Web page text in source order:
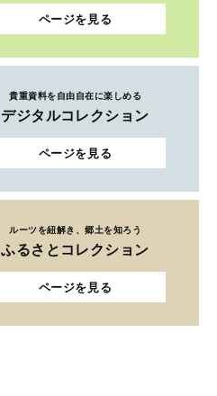
ページを見る
貴重資料を自由自在に楽しめる
デジタルコレクション
ページを見る
ルーツを紐解き、郷土を知ろう
ふるさとコレクション
ページを見る